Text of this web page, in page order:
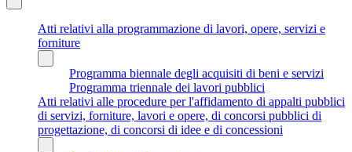
Atti relativi alla programmazione di lavori, opere, servizi e
forniture
Programma biennale degli acquisiti di beni e servizi
Programma triennale dei lavori pubblici
Atti relativi alle procedure per l'affidamento di appalti pubblici
di servizi, forniture, lavori e opere, di concorsi pubblici di
progettazione, di concorsi di idee e di concessioni